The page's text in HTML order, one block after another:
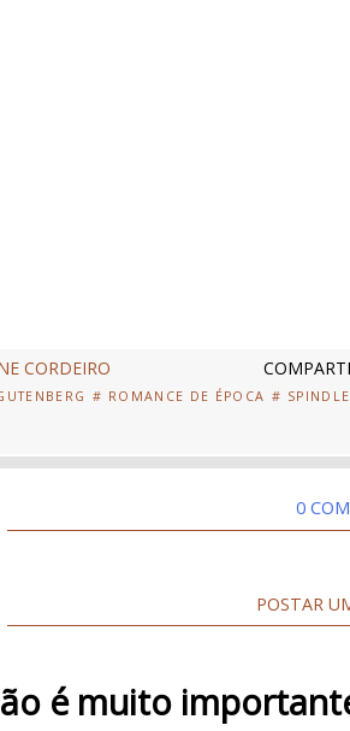
CORDEIRO
# ROMANCE DE ÉPOCA #
0
POSTAR
é muito